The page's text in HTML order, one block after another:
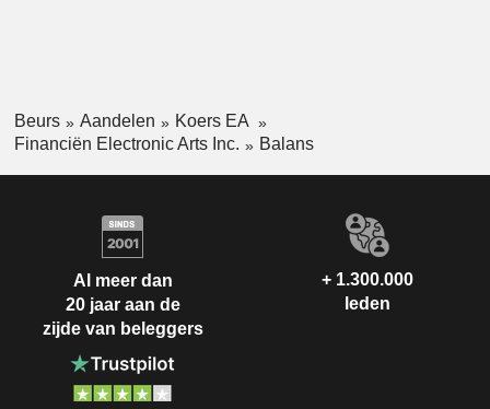
Beurs Aandelen
Koers EA
Financiën Electronic Arts Inc.
Balans
Al meer dan
20 jaar aan de
zijde van beleggers
+ 1.300.000
leden